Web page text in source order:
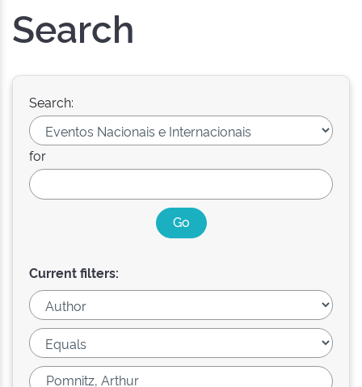
Search
Search:
for
Current filters: